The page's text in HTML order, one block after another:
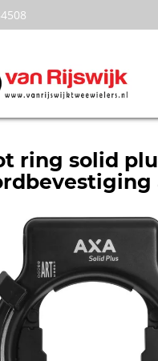
ring solid